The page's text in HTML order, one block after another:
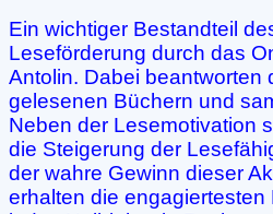
Ein wichtiger Bestandteil
Leseförderung durch das
Antolin. Dabei beantworten
gelesenen Büchern und
Neben der Lesemotivation
die Steigerung der
der wahre Gewinn dieser
erhalten die